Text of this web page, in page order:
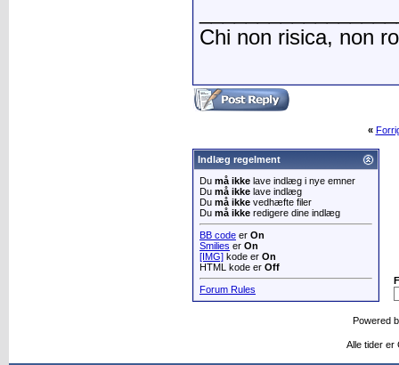
Chi non risica, non
«
Indlæg regelment
Du må ikke lave indlæg i nye emner
Du må ikke lave indlæg
Du må ikke vedhæfte filer
Du må ikke redigere dine indlæg
BB code er On
Smilies er On
[IMG] kode er On
HTML kode er Off
Forum Rules
Powered
Alle tider er